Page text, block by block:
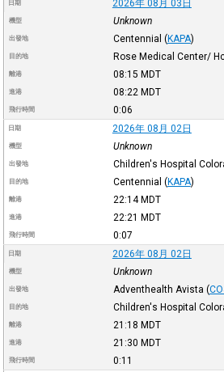
日期 2026年 08月 03日
機型 Unknown
出發地 Centennial (KAPA)
目的地 Rose Medical Center/
離港 08:15 MDT
進港 08:22 MDT
飛行時間 0:06
日期 2026年 08月 02日
機型 Unknown
出發地 Children's Hospital
目的地 Centennial (KAPA)
離港 22:14MDT
進港 22:21 MDT
飛行時間 0:07
日期 2026年 08月 02日
機型 Unknown
出發地 Adventhealth Avista (
目的地 Children's Hospital
離港 21:18 MDT
進港 21:30 MDT
飛行時間 0:11